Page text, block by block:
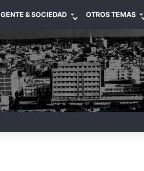
GENTE & SOCIEDAD OTROS TEMAS